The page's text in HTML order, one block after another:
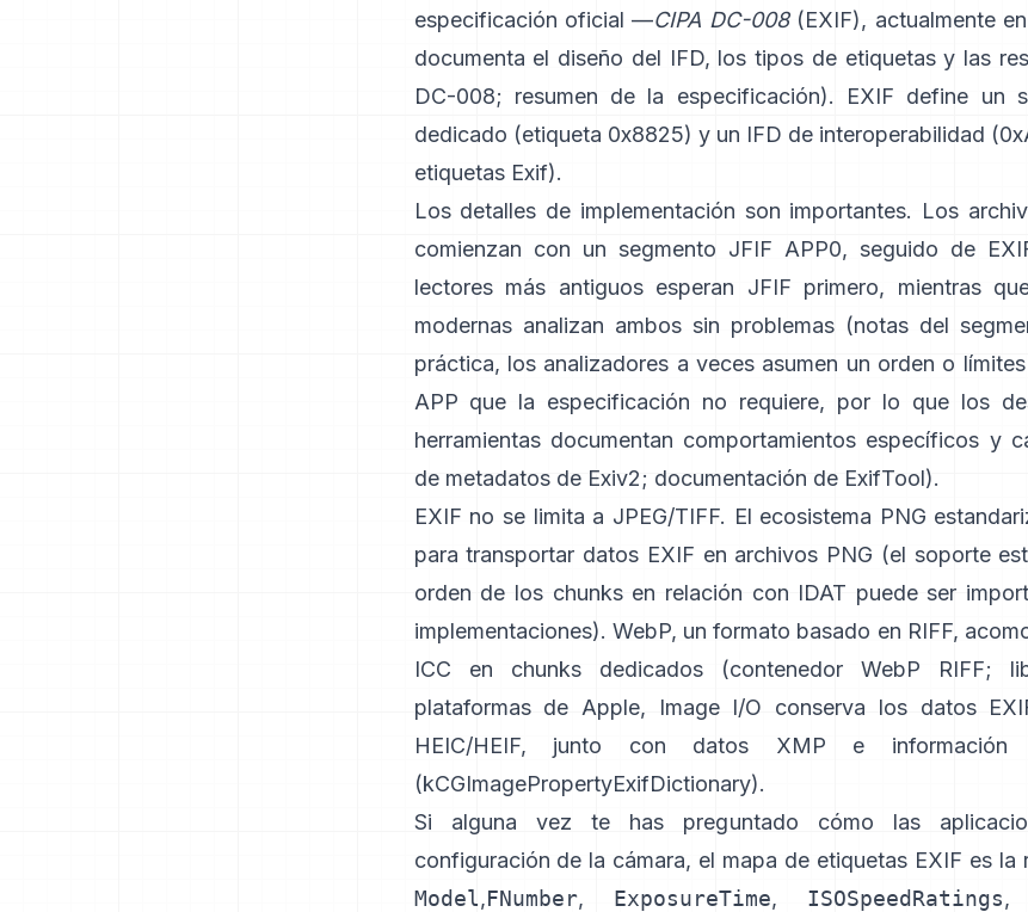
especificación oficial —CIPA DC-008(EXIF), actualmente
documenta el diseño del IFD, los tipos de etiquetas y las
DC-008; resumen de la especificación). EXIF define un
dedicado (etiqueta 0x8825) y un IFD de interoperabilidad
etiquetas Exif).
Los detalles de implementación son importantes. Los
comienzan con un segmento JFIF APP0, seguido de
lectores más antiguos esperan JFIF primero, mientras
modernas analizan ambos sin problemas (notas del
práctica, los analizadores a veces asumen un orden o
APP que la especificación no requiere, por lo que los
herramientas documentan comportamientos específicos y
de metadatos de Exiv2; documentación de ExifTool).
EXIF no se limita a JPEG/TIFF. El ecosistema PNG
para transportar datos EXIF en archivos PNG (el soporte
orden de los chunks en relación con IDAT puede ser
implementaciones). WebP, un formato basado en RIFF,
ICC en chunks dedicados (contenedor WebP RIFF;
plataformas de Apple,
Image I/O conserva los datos
HEIC/HEIF, junto con datos XMP e información
(kCGImagePropertyExifDictionary).
Si alguna vez te has preguntado cómo las
configuración de la cámara, el mapa de etiquetas EXIF es la
Model,FNumber, ExposureTime, ISOSpeedRatings,